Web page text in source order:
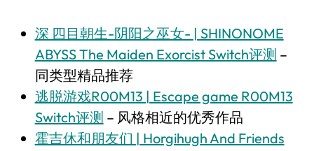
深 四目朝生-阴阳之巫女- | SHINONOME
ABYSS The Maiden Exorcist Switch评测 –
同类型精品推荐
逃脱游戏R00M13 | Escape game R00M13
Switch评测 – 风格相近的优秀作品
霍吉休和朋友们 | Horgihugh And Friends